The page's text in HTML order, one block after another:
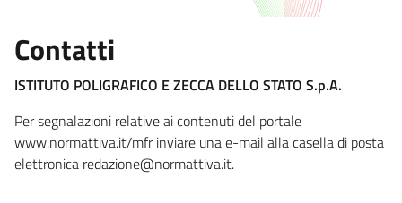
Contatti
ISTITUTO POLIGRAFICO E ZECCA DELLO STATO S.p.A.
Per segnalazioni relative ai contenuti del portale
www.normattiva.it/mfr inviare una e-mail alla casella di posta
elettronica redazione@normattiva.it.